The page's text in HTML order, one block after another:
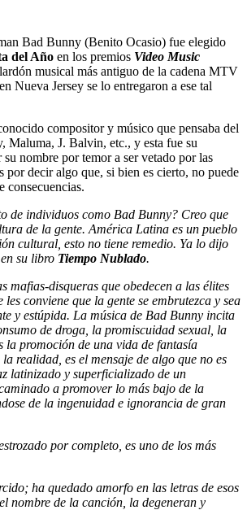
Bad Bunny (Benito Ocasio) fue elegido
del Año en los premios Video Music
musical más antiguo de la cadena MTV
Nueva Jersey se lo entregaron a ese tal
compositor y músico que pensaba del
Maluma, J. Balvin, etc., y esta fue su
nombre por temor a ser vetado por las
por decir algo que, si bien es cierto, no puede
consecuencias.
de individuos como Bad Bunny? Creo que
de la gente. América Latina es un pueblo
cultural, esto no tiene remedio. Ya lo dijo
su libro Tiempo Nublado.
mafias-disqueras que obedecen a las élites
les conviene que la gente se embrutezca y sea
y estúpida. La música de Bad Bunny incita
de droga, la promiscuidad sexual, la
la promoción de una vida de fantasía
realidad, es el mensaje de algo que no es
latinizado y superficializado de un
a promover lo más bajo de la
de la ingenuidad e ignorancia de gran
por completo, es uno de los más
ha quedado amorfo en las letras de esos
nombre de la canción, la degeneran y